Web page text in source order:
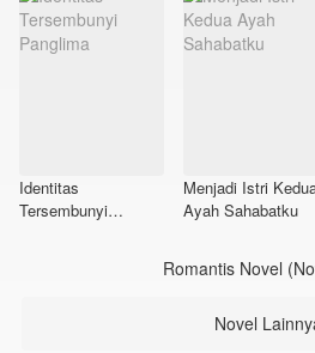
Identitas
Tersembunyi
Menjadi Istri
Ayah Sahabatku
Romantis Novel
Novel